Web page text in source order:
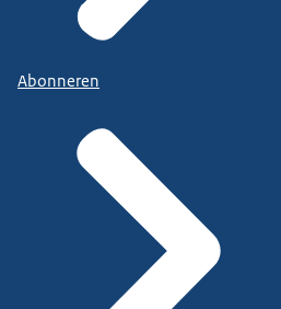
Abonneren